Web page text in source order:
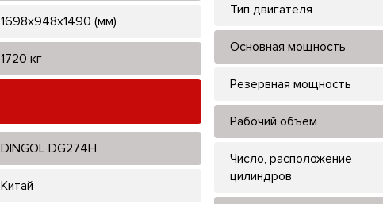
1698х948х1490 (мм)
1720 кг
DINGOL DG274H
Китай
Тип двигателя
Основная мощность
Резервная мощность
Рабочий объем
Число, расположение
цилиндров